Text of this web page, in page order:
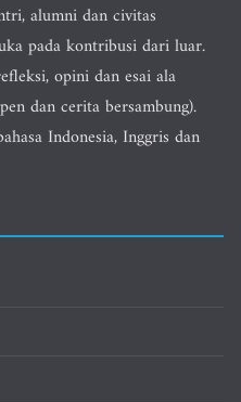
alumni dan civitas
pada kontribusi dari luar.
opini dan esai ala
dan cerita bersambung).
Indonesia, Inggris dan